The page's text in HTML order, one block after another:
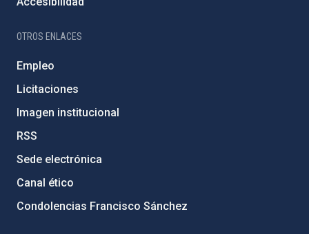
OTROS ENLACES
Empleo
Licitaciones
Imagen institucional
RSS
Sede electrónica
Canal ético
Condolencias Francisco Sánchez